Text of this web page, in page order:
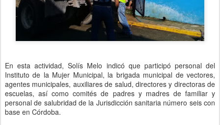
En esta actividad, Solís Melo indicó que participó personal del
Instituto de la Mujer Municipal, la brigada municipal de vectores,
agentes municipales, auxiliares de salud, directores y directoras de
escuelas, así como comités de padres y madres de familiar y
personal de salubridad de la Jurisdicción sanitaria número seis con
base en Córdoba.